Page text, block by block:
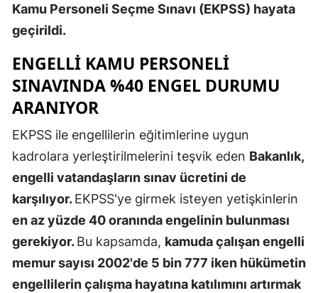
Gaziantep
Isparta
İzmir
Kars
Kamu Personeli Seçme Sınavı (EKPSS) hayata
geçirildi.
ENGELLI KAMU PERSONELI
SINAVINDA %40 ENGEL DURUMU
ARANIYOR
EKPSS ile engellilerin eğitimlerine uygun
kadrolara yerleştirilmelerini teşvik eden Bakanlık,
engelli vatandaşların sınav ücretini de
karşılıyor.EKPSS'ye girmek isteyen yetişkinlerin
en az yüzde 40 oranında engelinin bulunması
gerekiyor.Bu kapsamda, kamuda çalışan engelli
memur sayısı 2002'de 5 bin 777 iken hükümetin
engellilerin çalışma hayatına katılımını artırmak